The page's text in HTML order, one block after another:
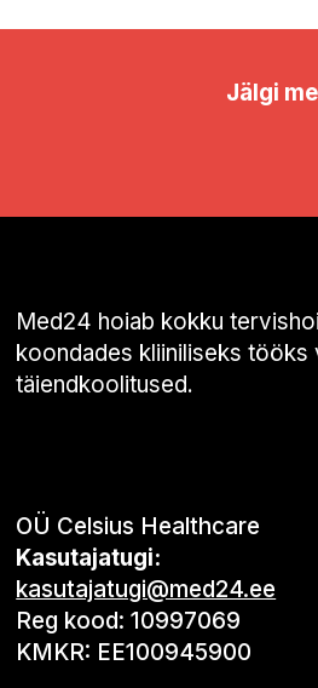
Jälgi
Med24 hoiab kokku
koondades kliiniliseks tööks
täiendkoolitused.
OÜ Celsius Healthcare
Kasutajatugi:
kasutajatugi@med24.ee
Reg kood: 10997069
KMKR: EE100945900